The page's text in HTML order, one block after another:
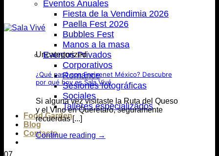
Eventos Anuales
Fiesta de la Vendimia 2026
Paella Fest 2026
Bubbles Fest
Manos a la masa
Eventos Privados
Corporativos
Romance
Sesiones fotográficas
Sociales
Talleres especializados
Food Garden
Blog
Contacto
Uncategorized
¿Qué pasó con Freixenet México? Descubre
por qué hoy es Sala Vivé
Si alguna vez visitaste la Ruta del Queso
y el Vino en Querétaro, seguramente
recuerdas [...]
Continue reading →